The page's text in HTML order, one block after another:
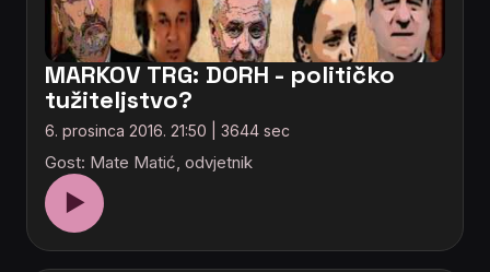
MARKOV TRG: DORH - političko
tužiteljstvo?
6. prosinca 2016. 21:50 | 3644 sec
Gost: Mate Matić, odvjetnik
▶